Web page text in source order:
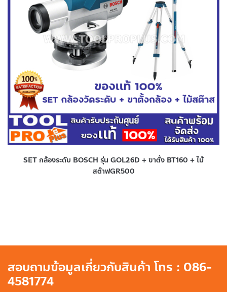
SET กล้องระดับ BOSCH รุ่น GOL26D + ขาตั้ง BT160 + ไม้
สต๊าฟGR500
สอบถามข้อมูลเกี่ยวกับสินค้า โทร : 086-
4581774